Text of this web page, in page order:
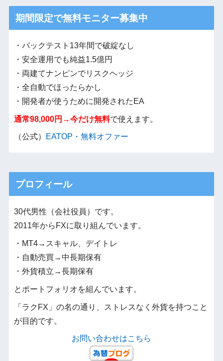
期間限定で無料モニター募集中
・バックテスト13年間で破綻なし
・安全運用でも純益1.5億円
・両建てナンピンでリスクヘッジ
・全自動でほったらかし
・開発者が使うために開発されたEA
通常98,000円→今だけ無料で使えます。
（公式） EATOP・無料オファー
プロフィール
30代男性（会社役員）です。
2011年からFXに取り組んでいます。
・MT4→スキャル、デイトレ
・自動売買→中長期保有
・外貨積立→長期保有
とポートフォリオを組んでいます。
「ラクFX」の名の通り、ストレスなく外貨を持つこと
が目的です。
お問い合わせはこちら